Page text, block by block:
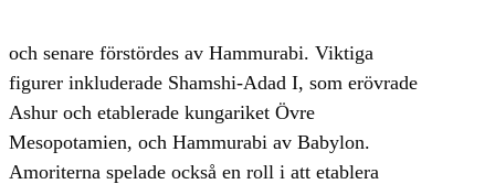
och senare förstördes av Hammurabi. Viktiga
figurer inkluderade Shamshi-Adad I, som erövrade
Ashur och etablerade kungariket Övre
Mesopotamien, och Hammurabi av Babylon.
Amoriterna spelade också en roll i att etablera